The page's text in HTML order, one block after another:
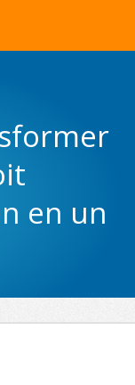
en un